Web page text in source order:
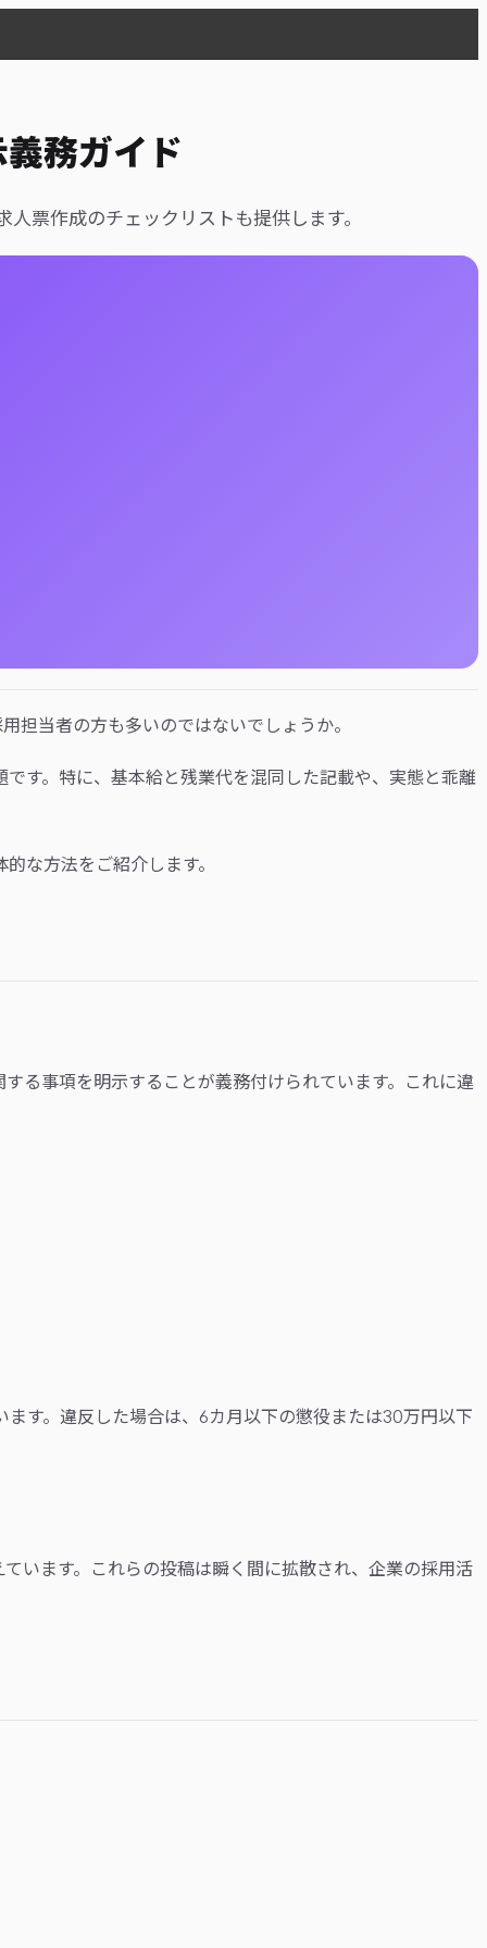
務ガイド
票作成のチェックリストも提供します。
担当者の方も多いのではないでしょうか。
す。特に、基本給と残業代を混同した記載や、実態と乖離
な方法をご紹介します。
る事項を明示することが義務付けられています。これに違
す。違反した場合は、6カ月以下の懲役または30万円以下
います。これらの投稿は瞬く間に拡散され、企業の採用活